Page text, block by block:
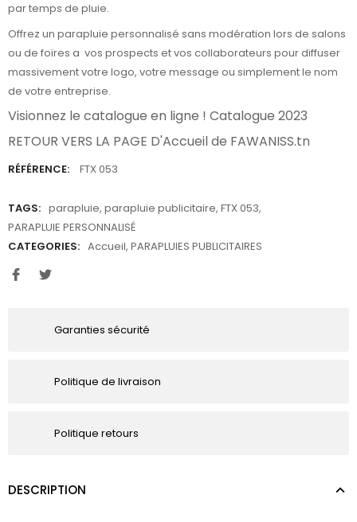
par temps de pluie.
Offrez un parapluie personnalisé sans modération lors de salons
ou de foires a vos prospects et vos collaborateurs pour diffuser
massivement votre logo, votre message ou simplement le nom
de votre entreprise.
Visionnez le catalogue en ligne ! Catalogue 2023
RETOUR VERS LA PAGE D'Accueil de FAWANISS.tn
RÉFÉRENCE: FTX 053
TAGS: parapluie, parapluie publicitaire, FTX 053,
PARAPLUIE PERSONNALISÉ
CATEGORIES: Accueil, PARAPLUIES PUBLICITAIRES
Garanties sécurité
Politique de livraison
Politique retours
DESCRIPTION